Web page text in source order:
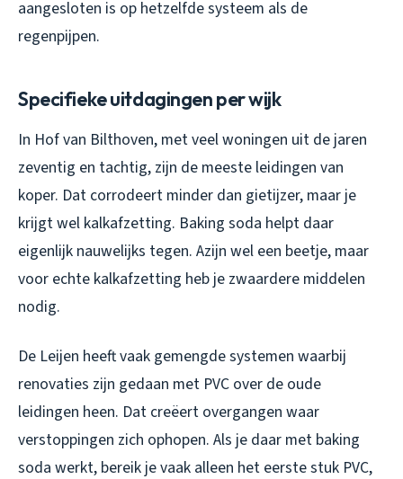
aangesloten is op hetzelfde systeem als de
regenpijpen.
Specifieke uitdagingen per wijk
In Hof van Bilthoven, met veel woningen uit de jaren
zeventig en tachtig, zijn de meeste leidingen van
koper. Dat corrodeert minder dan gietijzer, maar je
krijgt wel kalkafzetting. Baking soda helpt daar
eigenlijk nauwelijks tegen. Azijn wel een beetje, maar
voor echte kalkafzetting heb je zwaardere middelen
nodig.
De Leijen heeft vaak gemengde systemen waarbij
renovaties zijn gedaan met PVC over de oude
leidingen heen. Dat creëert overgangen waar
verstoppingen zich ophopen. Als je daar met baking
soda werkt, bereik je vaak alleen het eerste stuk PVC,